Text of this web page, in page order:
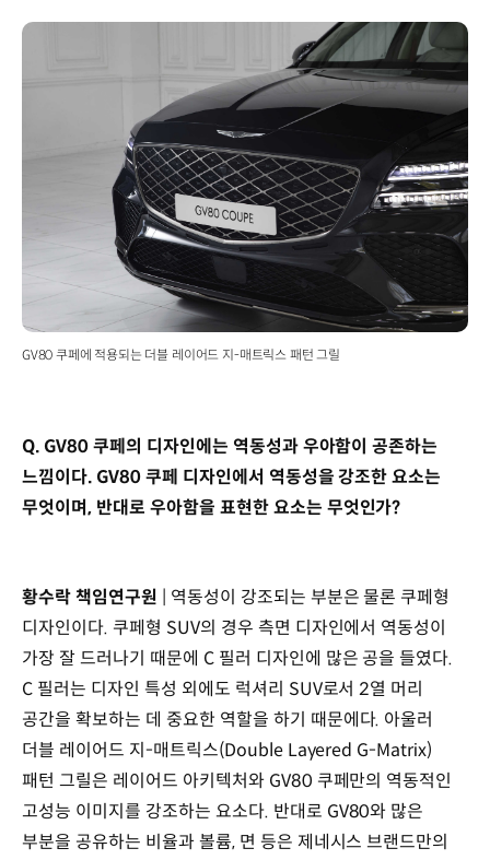
GV80 쿠페에 적용되는 더블 레이어드 지-매트릭스 패턴 그릴
Q. GV80 쿠페의 디자인에는 역동성과 우아함이 공존하는
느낌이다. GV80 쿠페 디자인에서 역동성을 강조한 요소는
무엇이며, 반대로 우아함을 표현한 요소는 무엇인가?
황수락 책임연구원 | 역동성이 강조되는 부분은 물론 쿠페형
디자인이다. 쿠페형 SUV의 경우 측면 디자인에서 역동성이
가장 잘 드러나기 때문에 C 필러 디자인에 많은 공을 들였다.
C 필러는 디자인 특성 외에도 럭셔리 SUV로서 2열 머리
공간을 확보하는 데 중요한 역할을 하기 때문에다. 아울러
더블 레이어드 지-매트릭스(Double Layered G-Matrix)
패턴 그릴은 레이어드 아키텍처와 GV80 쿠페만의 역동적인
고성능 이미지를 강조하는 요소다. 반대로 GV80와 많은
부분을 공유하는 비율과 볼륨, 면 등은 제네시스 브랜드만의